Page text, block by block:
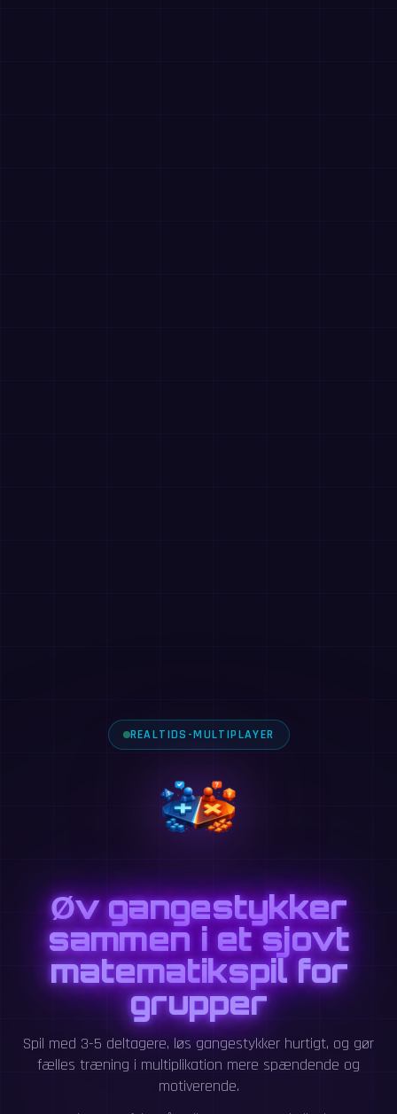
REALTIDS-MULTIPLAYER
Øv gangestykker
sammen i et sjovt
matematikspil for
grupper
Spil med 3-5 deltagere, løs gangestykker hurtigt, og gør
fælles træning i multiplikation mere spændende og
motiverende.